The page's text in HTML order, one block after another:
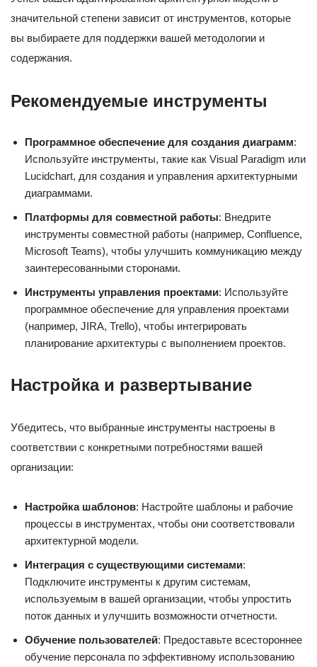
значительной степени зависит от инструментов, которые
вы выбираете для поддержки вашей методологии и
содержания.
Рекомендуемые инструменты
Программное обеспечение для создания диаграмм:
Используйте инструменты, такие как Visual Paradigm или
Lucidchart, для создания и управления архитектурными
диаграммами.
Платформы для совместной работы: Внедрите
инструменты совместной работы (например, Confluence,
Microsoft Teams), чтобы улучшить коммуникацию между
заинтересованными сторонами.
Инструменты управления проектами: Используйте
программное обеспечение для управления проектами
(например, JIRA, Trello), чтобы интегрировать
планирование архитектуры с выполнением проектов.
Настройка и развертывание
Убедитесь, что выбранные инструменты настроены в
соответствии с конкретными потребностями вашей
организации:
Настройка шаблонов: Настройте шаблоны и рабочие
процессы в инструментах, чтобы они соответствовали
архитектурной модели.
Интеграция с существующими системами:
Подключите инструменты к другим системам,
используемым в вашей организации, чтобы упростить
поток данных и улучшить возможности отчетности.
Обучение пользователей: Предоставьте всестороннее
обучение персонала по эффективному использованию